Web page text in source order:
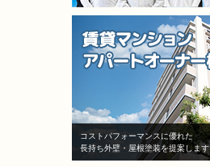
コストパフォーマンスに優れた
長持ち外壁・屋根塗装を提案します